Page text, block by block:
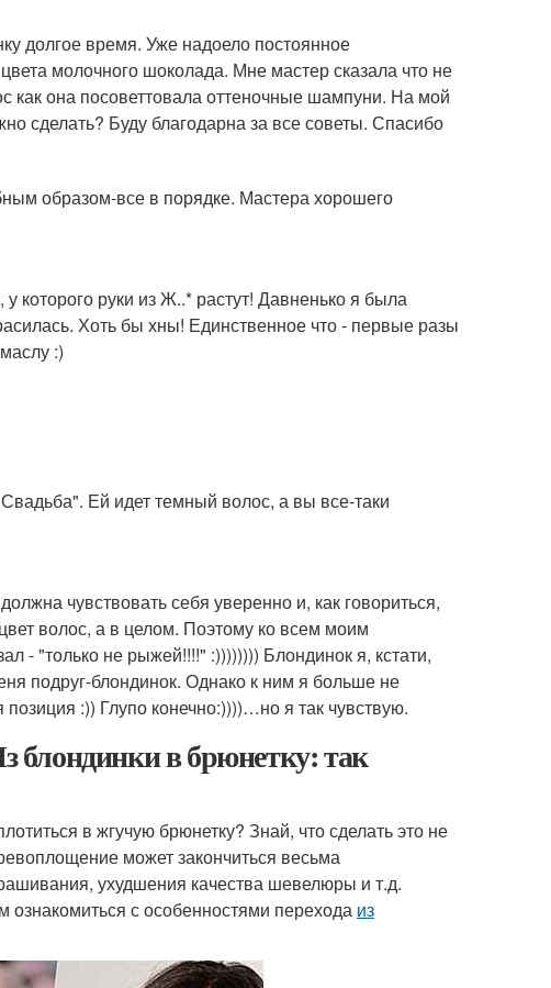
долгое время. Уже надоело постоянное
молочного шоколада. Мне мастер сказала что не
как она посоветтовала оттеночные шампуни. На мой
сделать? Буду благодарна за все советы. Спасибо
образом-все в порядке. Мастера хорошего
которого руки из Ж..* растут! Давненько я была
Хоть бы хны! Единственное что - первые разы
:)
Ей идет темный волос, а вы все-таки
чувствовать себя уверенно и, как говориться,
волос, а в целом. Поэтому ко всем моим
- "только не рыжей!!!!" :)))))))) Блондинок я, кстати,
подруг-блондинок. Однако к ним я больше не
:)) Глупо конечно:))))…но я так чувствую.
блондинки в брюнетку: так
в жгучую брюнетку? Знай, что сделать это не
может закончиться весьма
ухудшения качества шевелюры и т.д.
с особенностями перехода из